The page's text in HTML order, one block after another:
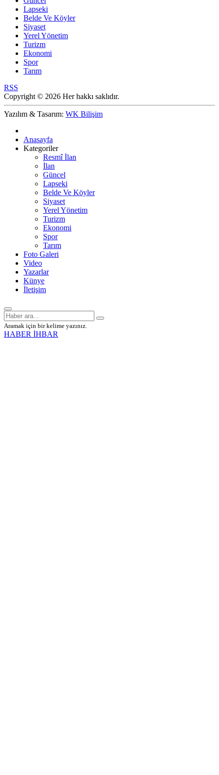
Lapseki
Belde Ve Köyler
Siyaset
Yerel Yönetim
Turizm
Ekonomi
Spor
Tarım
RSS
Copyright © 2026 Her hakkı saklıdır.
Yazılım & Tasarım: WK Bilişim
Anasayfa
Kategoriler
Resmî İlan
İlan
Güncel
Lapseki
Belde Ve Köyler
Siyaset
Yerel Yönetim
Turizm
Ekonomi
Spor
Tarım
Foto Galeri
Video
Yazarlar
Künye
İletişim
Aramak için bir kelime yazınız.
HABER İHBAR